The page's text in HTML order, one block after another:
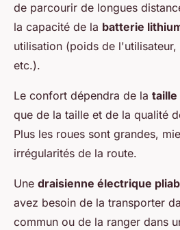
de parcourir de longues
la capacité de la batterie
utilisation (poids de
etc.).
Le confort dépendra de la taille
que de la taille et de la qualité
Plus les roues sont grandes,
irrégularités de la route.
Une draisienne électrique
avez besoin de la transporter
commun ou de la ranger dans